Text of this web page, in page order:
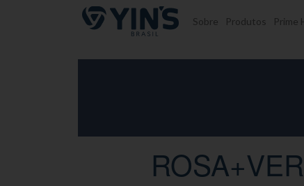
Pular para o conteúdo Sobre Produtos Prime